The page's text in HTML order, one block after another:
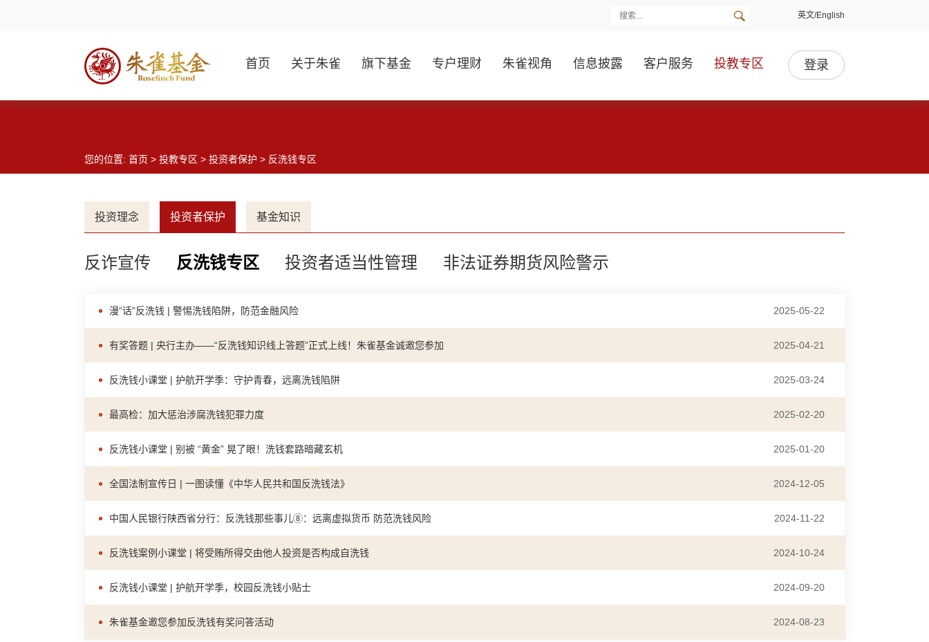
英文/English
首页 关于朱雀 旗下基金 专户理财 朱雀视角 信息披露 客户服务 投教专区 登录
您的位置: 首页 > 投教专区 > 投资者保护 > 反洗钱专区
投资理念 投资者保护 基金知识
反诈宣传 反洗钱专区 投资者适当性管理 非法证券期货风险警示
2025-05-22
漫“话”反洗钱 | 警惕洗钱陷阱，防范金融风险
2025-04-21
有奖答题 | 央行主办——“反洗钱知识线上答题”正式上线！朱雀基金诚邀您参加
2025-03-24
反洗钱小课堂 | 护航开学季：守护青春，远离洗钱陷阱
2025-02-20
最高检：加大惩治涉腐洗钱犯罪力度
2025-01-20
反洗钱小课堂 | 别被 “黄金” 晃了眼！洗钱套路暗藏玄机
2024-12-05
全国法制宣传日 | 一图读懂《中华人民共和国反洗钱法》
2024-11-22
中国人民银行陕西省分行：反洗钱那些事儿⑧：远离虚拟货币 防范洗钱风险
2024-10-24
反洗钱案例小课堂 | 将受贿所得交由他人投资是否构成自洗钱
2024-09-20
反洗钱小课堂 | 护航开学季，校园反洗钱小贴士
2024-08-23
朱雀基金邀您参加反洗钱有奖问答活动